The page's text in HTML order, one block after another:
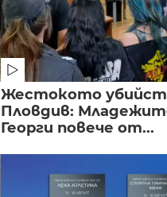
Жестокото
Пловдив:
Георги повече от...